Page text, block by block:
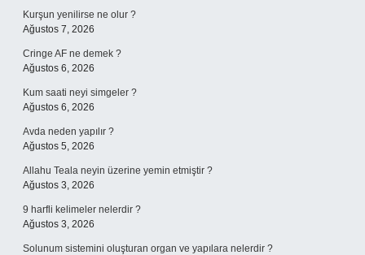
Kurşun yenilirse ne olur ?
Ağustos 7, 2026
Cringe AF ne demek ?
Ağustos 6, 2026
Kum saati neyi simgeler ?
Ağustos 6, 2026
Avda neden yapılır ?
Ağustos 5, 2026
Allahu Teala neyin üzerine yemin etmiştir ?
Ağustos 3, 2026
9 harfli kelimeler nelerdir ?
Ağustos 3, 2026
Solunum sistemini oluşturan organ ve yapılara nelerdir ?